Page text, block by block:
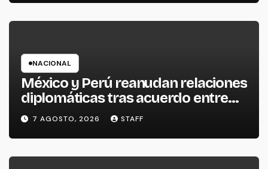
NACIONAL
México y Perú reanudan relaciones
diplomáticas tras acuerdo entre
ambos gobiernos
7 AGOSTO, 2026 STAFF